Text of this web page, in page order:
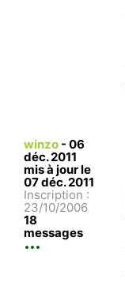
winzo - 06
déc. 2011
mis à jour le
07 déc. 2011
Inscription :
23/10/2006
18
messages